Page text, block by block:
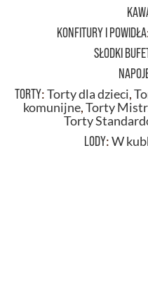
KONFITURY I POWIDŁA
SŁODKI
TORTY:Torty dla dzieci,
komunijne,Torty
Torty
LODY:W